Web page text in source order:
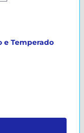
e Temperado